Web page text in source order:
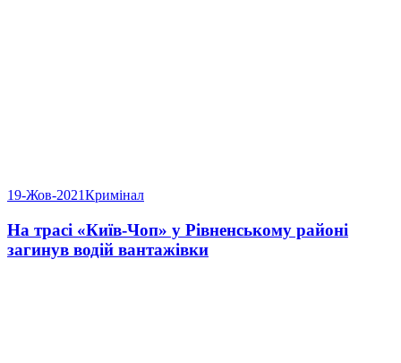
19-Жов-2021Кримінал
На трасі «Київ-Чоп» у Рівненському районі
загинув водій вантажівки